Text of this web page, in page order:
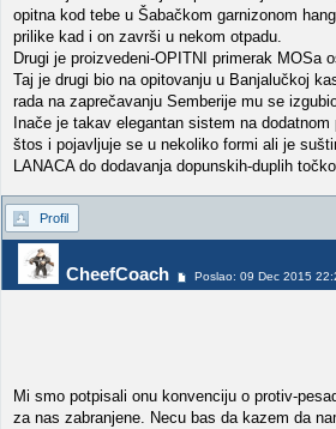
opitna kod tebe u Šabačkom garnizonom
prilike kad i on završi u nekom otpadu.
Drugi je proizvedeni-OPITNI primerak MOSa
Taj je drugi bio na opitovanju u Banjalučkoj
rada na zaprečavanju Semberije mu se
Inače je takav elegantan sistem na
štos i pojavljuje se u nekoliko formi ali je
LANACA do dodavanja dopunskih-duplih
Profil
CheefCoach Poslao: 09 Dec 2015
Mi smo potpisali onu konvenciju o protiv-
za nas zabranjene. Necu bas da kazem da